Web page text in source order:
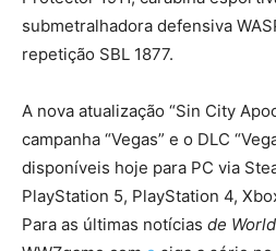
submetralhadora defensiva
repetição SBL 1877.
A nova atualização “Sin City
campanha “Vegas” e o DLC
disponíveis hoje para PC via
PlayStation 5, PlayStation 4,
Para as últimas notícias de